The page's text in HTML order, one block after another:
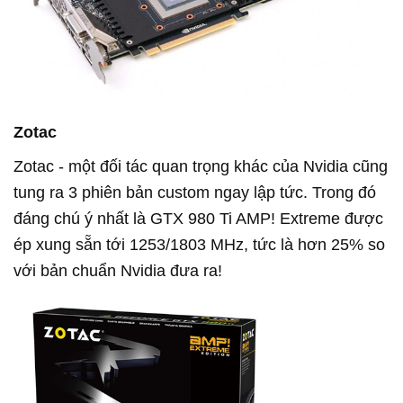
Zotac
Zotac - một đối tác quan trọng khác của Nvidia cũng
tung ra 3 phiên bản custom ngay lập tức. Trong đó
đáng chú ý nhất là GTX 980 Ti AMP! Extreme được
ép xung sẵn tới 1253/1803 MHz, tức là hơn 25% so
với bản chuẩn Nvidia đưa ra!